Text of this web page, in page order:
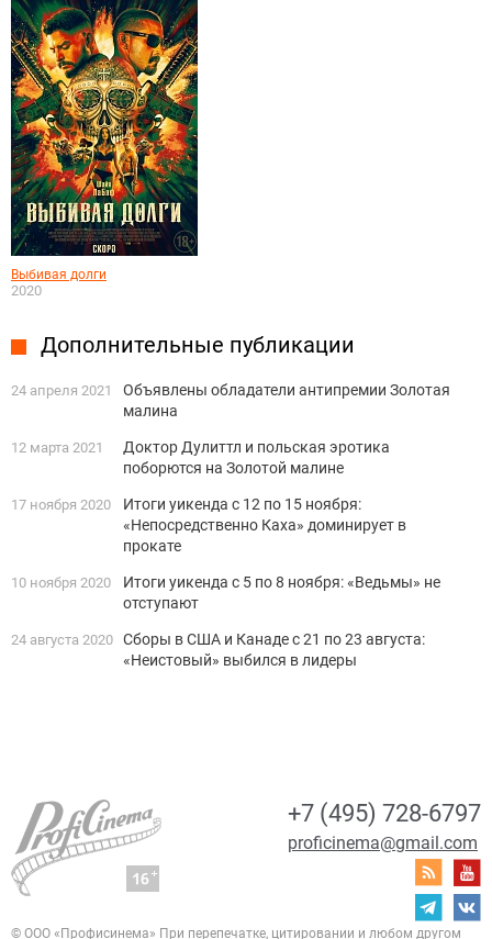
Выбивая долги
2020
Дополнительные публикации
24 апреля 2021
Объявлены обладатели антипремии Золотая
малина
12 марта 2021
Доктор Дулиттл и польская эротика
поборются на Золотой малине
17 ноября 2020
Итоги уикенда с 12 по 15 ноября:
«Непосредственно Каха» доминирует в
прокате
10 ноября 2020
Итоги уикенда с 5 по 8 ноября: «Ведьмы» не
отступают
24 августа 2020 Сборы в США и Канаде с 21 по 23 августа:
«Неистовый» выбился в лидеры
+7 (495) 728-6797
proficinema@gmail.com
© ООО «Профисинема» При перепечатке, цитировании и любом другом